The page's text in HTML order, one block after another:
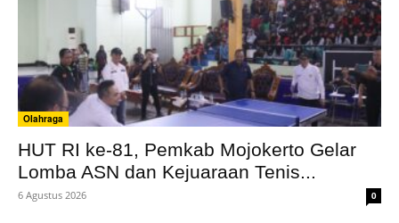
Olahraga
HUT RI ke-81, Pemkab Mojokerto Gelar
Lomba ASN dan Kejuaraan Tenis...
6 Agustus 2026 0